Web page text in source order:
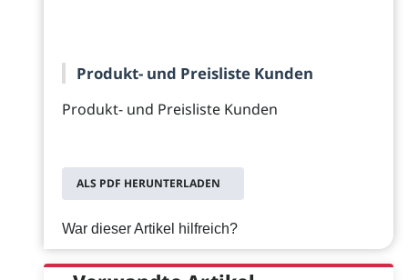
Produkt- und Preisliste Kunden
Produkt- und Preisliste Kunden
ALS PDF HERUNTERLADEN
War dieser Artikel hilfreich?